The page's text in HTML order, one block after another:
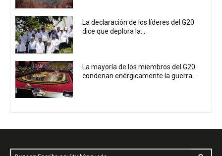
La declaración de los líderes del G20
dice que deplora la...
La mayoría de los miembros del G20
condenan enérgicamente la guerra...